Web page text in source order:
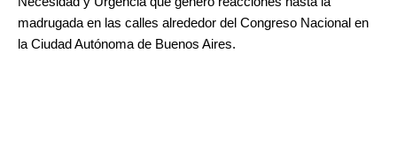
madrugada en las calles alrededor del Congreso Nacional en
la Ciudad Autónoma de Buenos Aires.